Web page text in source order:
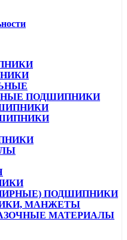
ПОДШИПНИКИ
ПОДШИПНИКИ
МАНЖЕТЫ
МАТЕРИАЛЫ